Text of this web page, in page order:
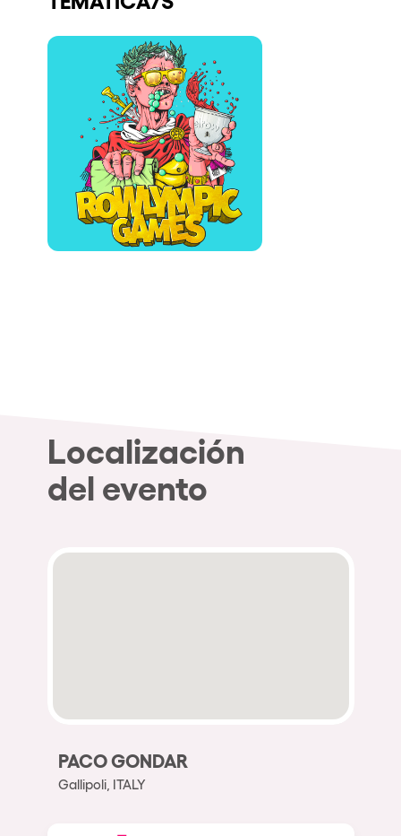
¿Quieres trabajar con nosotros?
elrow News
Síguenos en tiktok
Síguenos en facebook
Síguenos en instagram
Síguenos en twitter
Síguenos en linkedin
Síguenos en youtube
Política de Privacidad
Política de Cookies
Localización
del evento
PACO GONDAR
Gallipoli, ITALY